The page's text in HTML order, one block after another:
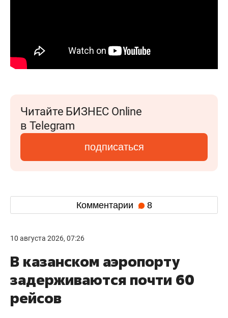
Читайте БИЗНЕС Online
в Telegram
подписаться
Комментарии 8
10 августа 2026, 07:26
В казанском аэропорту
задерживаются почти 60
рейсов